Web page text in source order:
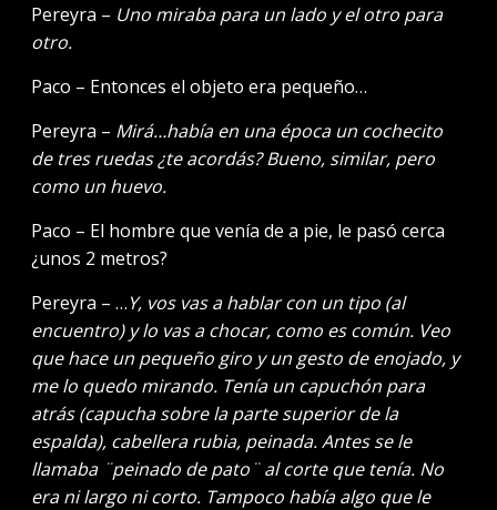
Pereyra – Uno miraba para un lado y el otro para
otro.
Paco – Entonces el objeto era pequeño…
Pereyra – Mirá…había en una época un cochecito
de tres ruedas ¿te acordás? Bueno, similar, pero
como un huevo.
Paco – El hombre que venía de a pie, le pasó cerca
¿unos 2 metros?
Pereyra – …Y, vos vas a hablar con un tipo (al
encuentro) y lo vas a chocar, como es común. Veo
que hace un pequeño giro y un gesto de enojado, y
me lo quedo mirando. Tenía un capuchón para
atrás (capucha sobre la parte superior de la
espalda), cabellera rubia, peinada. Antes se le
llamaba ¨peinado de pato¨ al corte que tenía. No
era ni largo ni corto. Tampoco había algo que le